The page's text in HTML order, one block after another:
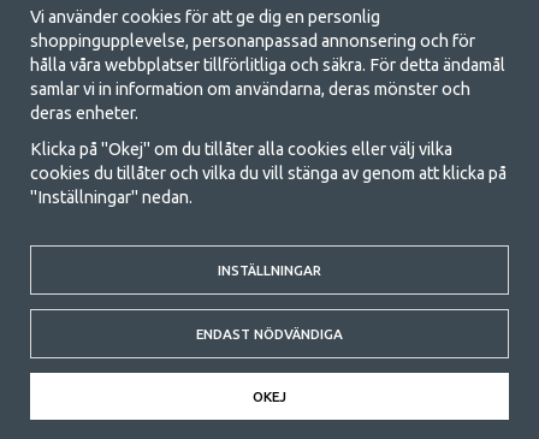
GetCamping.se - Din butik för camping
och uteliv
Att campa kan antingen vara en livsstil eller ett sätt att samla familjen
för ett gemensamt äventyr. Oavsett vilken kategori du tillhör hittar du
med att campa så därför erbjuder vi riktigt bra priser på familjetält,
husvagnstält och all annan utrustning för camping och friluftsliv. Vårt
mål är att i varje priskategori erbjuda den bästa campingutrustningen
gällande kvalitet och funktionalitet. Ta gärna kontakt med oss om det
är något du saknar eller vill veta mer om.
© 2020 GetCamping. All rights reserved.
Vi använder cookies för att ge dig en personlig
shoppingupplevelse, personanpassad annonsering och för
hålla våra webbplatser tillförlitliga och säkra. För detta ändamål
samlar vi in information om användarna, deras mönster och
deras enheter.
Klicka på "Okej" om du tillåter alla cookies eller välj vilka
cookies du tillåter och vilka du vill stänga av genom att klicka på
"Inställningar" nedan.
INSTÄLLNINGAR
ENDAST NÖDVÄNDIGA
OKEJ